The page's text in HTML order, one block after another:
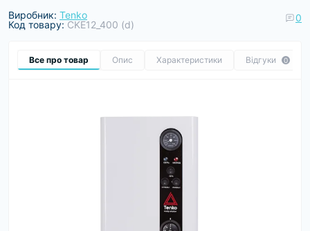
Виробник: Tenko
Код товару: CKE12_400 (d)
0
Все про товар Опис Характеристики Відгуки 0